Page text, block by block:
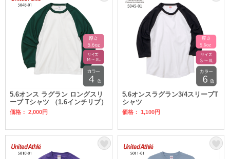
5.6オンス ラグラン ロングスリ
ーブ Tシャツ （1.6インチリブ）
価格： 2,000円
5.6オンスラグラン3/4スリーブT
シャツ
価格： 1,100円